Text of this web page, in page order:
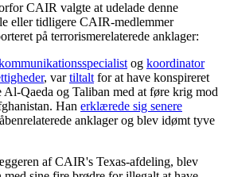
CAIR valgte at udelade denne
eller tidligere CAIR-medlemmer
på terrorismerelaterede anklager:
og koordinator
, vartiltalt for at have konspireret
Qaeda og Taliban med at føre krig mod
Han erklærede sig senere
anklager og blev idømt tyve
af CAIR's Texas-afdeling, blev